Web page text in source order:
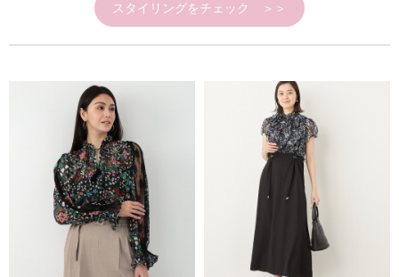
スタイリングをチェック ＞＞